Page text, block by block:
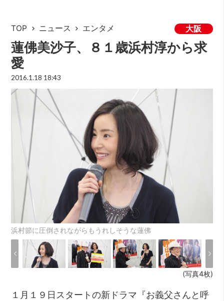
TOP ニュース エンタメ 大阪
蓮佛美沙子、８１歳浜村淳から求
愛
2016.1.18 18:43
浜村節に圧倒されながらもうれしそうな蓮佛
(写真4枚)
１月１９日スタートの新ドラマ『お義父さんと呼